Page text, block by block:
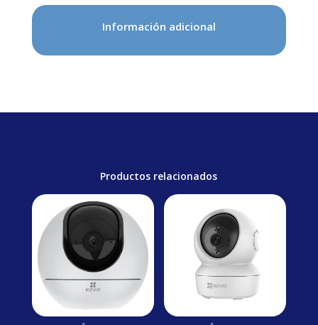
Información adicional
Productos relacionados